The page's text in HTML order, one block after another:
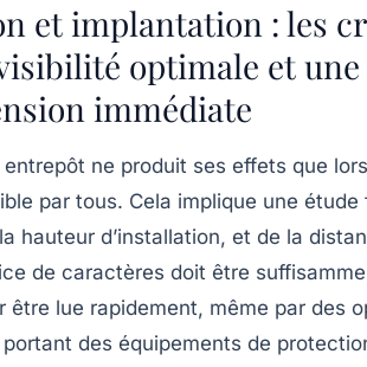
et implantation : les
optimale et une
immédiate
ne produit ses effets que
par tous. Cela implique une
hauteur d’installation, et de la
de caractères doit être
être lue rapidement, même par des
des équipements de